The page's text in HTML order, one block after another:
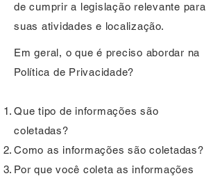
de cumprir a legislação relevante para
suas atividades e localização.
Em geral, o que é preciso abordar na
Política de Privacidade?
Que tipo de informações são
coletadas?
Como as informações são coletadas?
Por que você coleta as informações